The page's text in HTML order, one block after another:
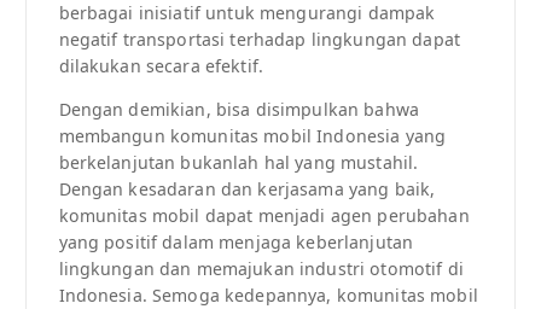
berbagai inisiatif untuk mengurangi dampak
negatif transportasi terhadap lingkungan dapat
dilakukan secara efektif.
Dengan demikian, bisa disimpulkan bahwa
membangun komunitas mobil Indonesia yang
berkelanjutan bukanlah hal yang mustahil.
Dengan kesadaran dan kerjasama yang baik,
komunitas mobil dapat menjadi agen perubahan
yang positif dalam menjaga keberlanjutan
lingkungan dan memajukan industri otomotif di
Indonesia. Semoga kedepannya, komunitas mobil